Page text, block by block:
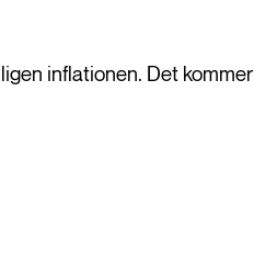
inflationen. Det kommer